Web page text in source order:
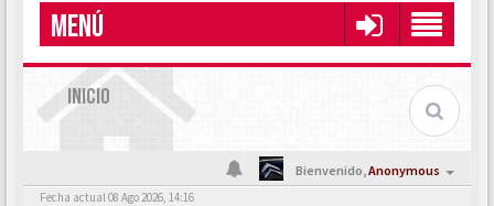
MENÚ
INICIO
Bienvenido,Anonymous
Fecha actual 08 Ago 2026, 14:16